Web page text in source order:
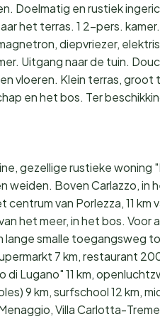
Doelmatig en rustiek
het terras. 1 2-pers.
diepvriezer,
Uitgang naar de tuin.
vloeren. Klein terras, groot
en het bos. Ter
gezellige rustieke woning
weiden. Boven Carlazzo, in
centrum van Porlezza, 11
het meer, in het bos.
lange smalle toegangsweg
7 km, restaurant
di Lugano" 11 km,
9 km, surfschool 12 km,
Villa Carlotta-